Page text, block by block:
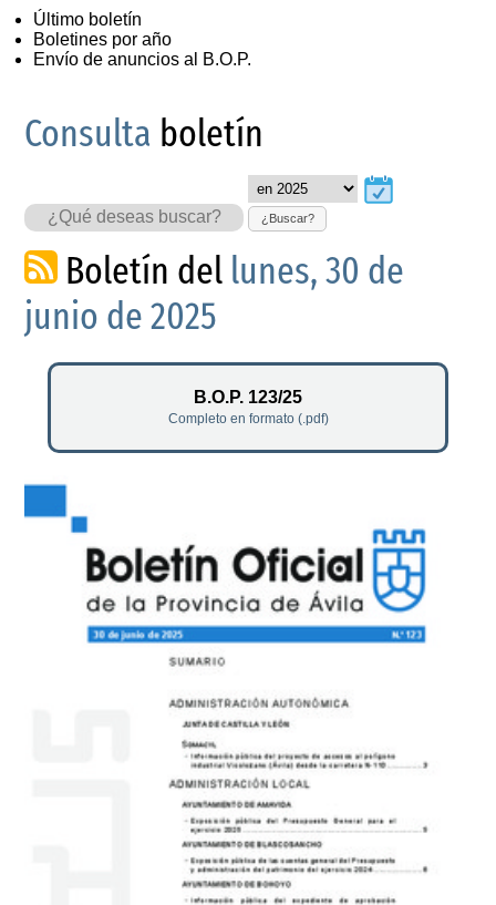
Último boletín
Boletines por año
Envío de anuncios al B.O.P.
Consulta boletín
¿Buscar?
Boletín del lunes, 30 de
junio de 2025
B.O.P. 123/25
Completo en formato (.pdf)